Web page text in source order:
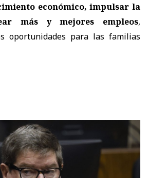
económico, impulsar la
más y mejores empleos,
oportunidades para las familias